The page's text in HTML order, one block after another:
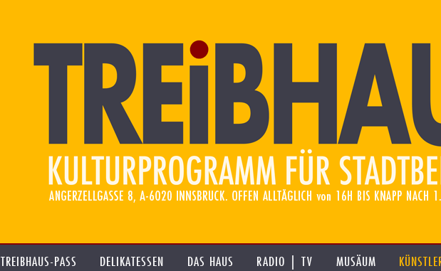
TREIBHAUS-PASS DELIKATESSEN DAS HAUS RADIO | TV MUSÄUM